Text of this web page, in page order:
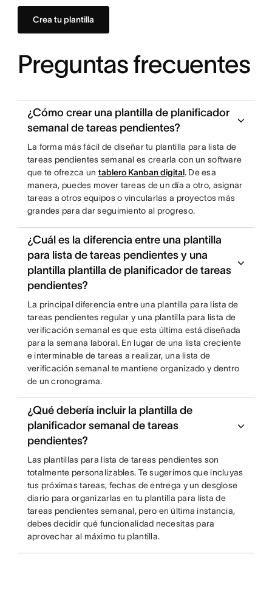
Crea tu plantilla
Preguntas frecuentes
¿Cómo crear una plantilla de planificador
semanal de tareas pendientes?
La forma más fácil de diseñar tu plantilla para lista de
tareas pendientes semanal es crearla con un software
que te ofrezca un tablero Kanban digital. De esa
manera, puedes mover tareas de un día a otro, asignar
tareas a otros equipos o vincularlas a proyectos más
grandes para dar seguimiento al progreso.
¿Cuál es la diferencia entre una plantilla
para lista de tareas pendientes y una
plantilla plantilla de planificador de tareas
pendientes?
La principal diferencia entre una plantilla para lista de
tareas pendientes regular y una plantilla para lista de
verificación semanal es que esta última está diseñada
para la semana laboral. En lugar de una lista creciente
e interminable de tareas a realizar, una lista de
verificación semanal te mantiene organizado y dentro
de un cronograma.
¿Qué debería incluir la plantilla de
planificador semanal de tareas
pendientes?
Las plantillas para lista de tareas pendientes son
totalmente personalizables. Te sugerimos que incluyas
tus próximas tareas, fechas de entrega y un desglose
diario para organizarlas en tu plantilla para lista de
tareas pendientes semanal, pero en última instancia,
debes decidir qué funcionalidad necesitas para
aprovechar al máximo tu plantilla.